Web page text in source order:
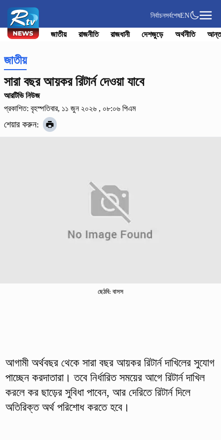
নির্বাচনসর্বশেষEN
জাতীয় রাজনীতি রাজধানী দেশজুড়ে অর্থনীতি
জাতীয়
সারা বছর আয়কর রিটার্ন দেওয়া যাবে
আরটিভি নিউজ
প্রকাশিত: বৃহস্পতিবার, ১১ জুন ২০২৬ , ০৮:০৬ পিএম
শেয়ার করুন:
ছেঠবি: বাসস
আগামী অর্থবছর থেকে সারা বছর আয়কর রিটার্ন দাখিলের সুযোগ
পাচ্ছেন করদাতারা। তবে নির্ধারিত সময়ের আগে রিটার্ন দাখিল
করলে কর ছাড়ের সুবিধা পাবেন, আর দেরিতে রিটার্ন দিলে
অতিরিক্ত অর্থ পরিশোধ করতে হবে।